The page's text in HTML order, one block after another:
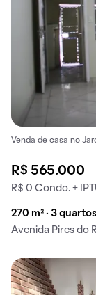
Venda de casa no
R$ 565.000
R$ 0 Condo. +
270 m² · 3
Avenida Pires do